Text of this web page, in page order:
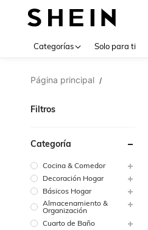
Categorías Solo para ti
Página principal /
Filtros
Categoría
Cocina & Comedor
Decoración Hogar
Básicos Hogar
Almacenamiento &
Organización
Cuarto de Baño